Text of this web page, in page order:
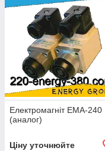
Електромагніт EMA-240
(аналог)
Ціну уточнюйте